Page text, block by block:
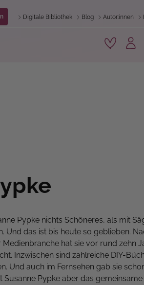
Digitale Bibliothek Blog Autor:innen
Pypke nichts Schöneres, als mit
Und das ist bis heute so geblieben.
hat sie vor rund zehn
Inzwischen sind zahlreiche DIY-
Und auch im Fernsehen gab sie
Susanne Pypke aber das